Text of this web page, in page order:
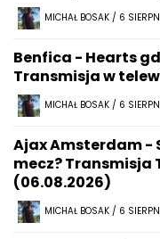
MICHAŁ BOSAK / 6
Benfica - Hearts
Transmisja w
MICHAŁ BOSAK / 6
Ajax Amsterdam -
mecz? Transmisja
(06.08.2026)
MICHAŁ BOSAK / 6